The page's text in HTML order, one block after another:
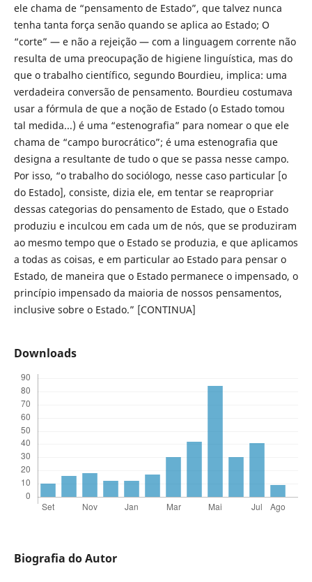
ele chama de “pensamento de Estado”, que talvez nunca
tenha tanta força senão quando se aplica ao Estado; O
“corte” — e não a rejeição — com a linguagem corrente não
resulta de uma preocupação de higiene linguística, mas do
que o trabalho científico, segundo Bourdieu, implica: uma
verdadeira conversão de pensamento. Bourdieu costumava
usar a fórmula de que a noção de Estado (o Estado tomou
tal medida...) é uma “estenografia” para nomear o que ele
chama de “campo burocrático”; é uma estenografia que
designa a resultante de tudo o que se passa nesse campo.
Por isso, “o trabalho do sociólogo, nesse caso particular [o
do Estado], consiste, dizia ele, em tentar se reapropriar
dessas categorias do pensamento de Estado, que o Estado
produziu e inculcou em cada um de nós, que se produziram
ao mesmo tempo que o Estado se produzia, e que aplicamos
a todas as coisas, e em particular ao Estado para pensar o
Estado, de maneira que o Estado permanece o impensado, o
princípio impensado da maioria de nossos pensamentos,
inclusive sobre o Estado.” [CONTINUA]
Downloads
Biografia do Autor